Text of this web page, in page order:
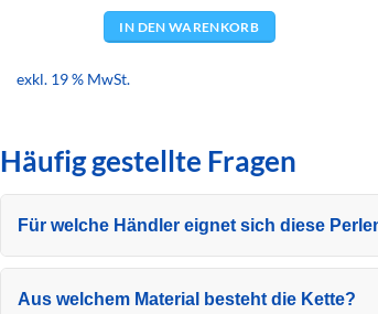
IN DEN WARENKORB
exkl. 19 % MwSt.
Häufig gestellte Fragen
Für welche Händler eignet sich diese
Aus welchem Material besteht die Kette?